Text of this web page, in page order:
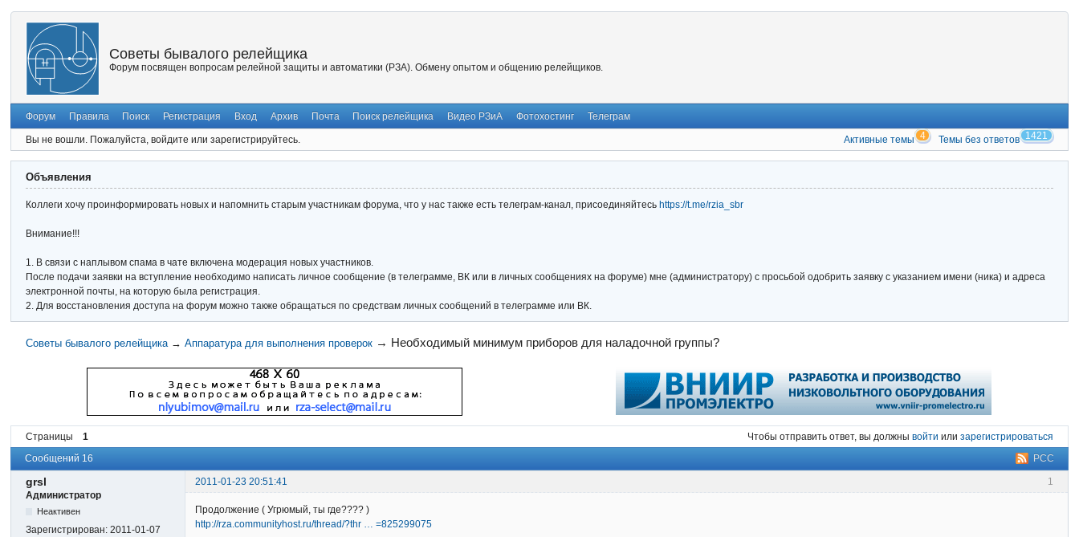
Советы бывалого релейщика
Форум посвящен вопросам релейной защиты и автоматики (РЗА). Обмену опытом и общению релейщиков.
Форум Правила Поиск Регистрация Вход Архив Почта Поиск релейщика Видео РЗиА Фотохостинг Телеграм
Вы не вошли. Пожалуйста, войдите или зарегистрируйтесь. Активные темы 4 Темы без ответов 1421
Объявления
Коллеги хочу проинформировать новых и напомнить старым участникам форума, что у нас также есть телеграм-канал, присоединяйтесь https://t.me/rzia_sbr
Внимание!!!
1. В связи с наплывом спама в чате включена модерация новых участников.
После подачи заявки на вступление необходимо написать личное сообщение (в телеграмме, ВК или в личных сообщениях на форуме) мне (администратору) с просьбой одобрить заявку с указанием имени (ника) и адреса
электронной почты, на которую была регистрация.
2. Для восстановления доступа на форум можно также обращаться по средствам личных сообщений в телеграмме или ВК.
Советы бывалого релейщика → Аппаратура для выполнения проверок → Необходимый минимум приборов для наладочной группы?
Страницы 1 Чтобы отправить ответ, вы должны войти или зарегистрироваться
РСС
Сообщений 16
1
grsl
2011-01-23 20:51:41
Администратор
Неактивен
Зарегистрирован:2011-01-07
Продолжение ( Угрюмый, ты где???? )
http://rza.communityhost.ru/thread/?thr … =825299075